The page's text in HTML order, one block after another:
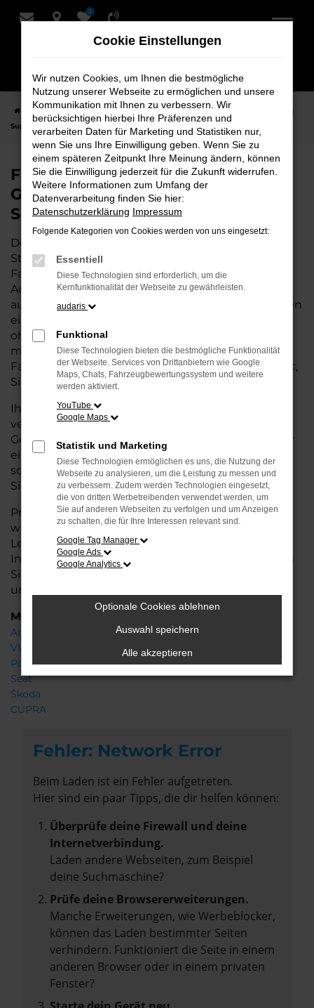
Zum
0
Startseite Stuhr Škoda Škoda Superb
Finden Sie Ihren Škoda
Superb Gebrauchtwagen für Stuhr bei Schmidt + Koch
Finden Sie Ihren Škoda Superb
Gebrauchtwagen für Stuhr bei
Schmidt + Koch
Der Škoda Superb ist die perfekte Wahl für alle in
Stuhr, die ein zuverlässiges und modernes
Fahrzeug suchen.Mit seiner erstklassigen
Ausstattung, der niedrigen Laufleistung und der
ausgezeichneten Pflege ist dieser Gebrauchtwagen
eine kostengünstige Alternative zum Neuwagen,
ohne auf Komfort und Qualität verzichten zu
müssen. Ob im Stadtverkehr oder für längere
Fahrten, der Superb überzeugt durch Fahrkomfort,
Sicherheit und Wirtschaftlichkeit.
Ihr Škoda Autohaus in Stuhr ist Ihr
vertrauenswürdiger Partner, wenn es um
Gebrauchtwagen geht. Wir bieten Ihnen nicht nur
eine große Auswahl an geprüften Fahrzeugen,
sondern auch eine fachkundige Beratung, damit
Sie das für Sie passende Modell finden.
Profitieren Sie von unseren zusätzlichenServices
wie attraktiven Finanzierungsmöglichkeiten,
Leasingangeboten und der bequemen
Inzahlungnahme Ihres alten Fahrzeugs. Besuchen
Sie uns und überzeugen Sie sich von der Qualität
und dem Service, den wir Ihnen bieten!
Marken
Audi
VW
Porsche
Seat
Škoda
CUPRA
Fehler: Network Error
Beim Laden ist ein Fehler aufgetreten.
Hier sind ein paar Tipps, die dir helfen können:
Überprüfe deine Firewall und deine
Internetverbindung.
Laden andere Webseiten, zum Beispiel
deine Suchmaschine?
Prüfe deine Browsererweiterungen.
Manche Erweiterungen, wie Werbeblocker,
können das Laden bestimmter Seiten
verhindern. Funktioniert die Seite in einem
anderen Browser oder in einem privaten
Fenster?
Cookie Einstellungen
Wir nutzen Cookies, um Ihnen die bestmögliche
Nutzung unserer Webseite zu ermöglichen und unsere
Kommunikation mit Ihnen zu verbessern. Wir
berücksichtigen hierbei Ihre Präferenzen und
verarbeiten Daten für Marketing und Statistiken nur,
wenn Sie uns Ihre Einwilligung geben. Wenn Sie zu
einem späteren Zeitpunkt Ihre Meinung ändern, können
Sie die Einwilligung jederzeit für die Zukunft widerrufen.
Weitere Informationen zum Umfang der
Datenverarbeitung finden Sie hier:
Datenschutzerklärung Impressum
Folgende Kategorien von Cookies werden von uns eingesetzt:
Essentiell
Diese Technologien sind erforderlich, um die
Kernfunktionalität der Webseite zu gewährleisten.
audaris
Funktional
Diese Technologien bieten die bestmögliche Funktionalität
der Webseite. Services von Drittanbietern wie Google
Maps, Chats, Fahrzeugbewertungssystem und weitere
werden aktiviert.
YouTube
Google Maps
Statistik und Marketing
Diese Technologien ermöglichen es uns, die Nutzung der
Webseite zu analysieren, um die Leistung zu messen und
zu verbessern. Zudem werden Technologien eingesetzt,
die von dritten Werbetreibenden verwendet werden, um
Sie auf anderen Webseiten zu verfolgen und um Anzeigen
zu schalten, die für Ihre Interessen relevant sind.
Google Tag Manager
Google Ads
Google Analytics
Optionale Cookies ablehnen
Auswahl speichern
Alle akzeptieren